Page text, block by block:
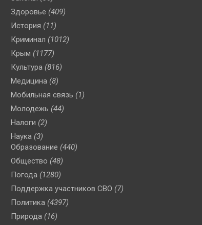
Здоровье (409)
История (11)
Криминал (1012)
Крым (1177)
Культура (816)
Медицина (8)
Мобильная связь (1)
Молодежь (44)
Налоги (2)
Наука (3)
Образование (440)
Общество (48)
Погода (1280)
Поддержка участников СВО (7)
Политика (4397)
Природа (16)